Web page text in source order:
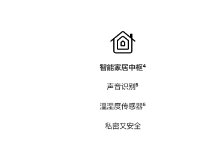
智能家居中枢脚
⁴
声音识别脚
⁵
温湿度传感器脚
⁶
私密又安全